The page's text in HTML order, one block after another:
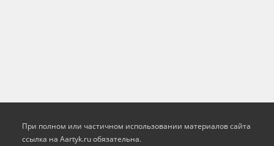
При полном или частичном использовании материалов сайта
ссылка на Aartyk.ru oбязательна.